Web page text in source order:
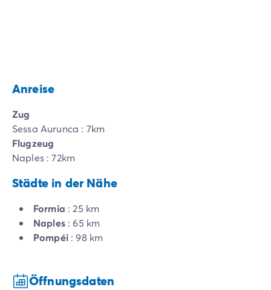
Anreise
Zug
Sessa Aurunca : 7km
Flugzeug
Naples : 72km
Städte in der Nähe
Formia : 25 km
Naples: 65 km
Pompéi: 98 km
Öffnungsdaten